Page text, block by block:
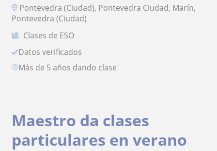
Pontevedra (Ciudad), Pontevedra Ciudad, Marín,
Pontevedra (Ciudad)
Clases de ESO
Datos verificados
más de 5 años dando clase
Maestro da clases
particulares en verano